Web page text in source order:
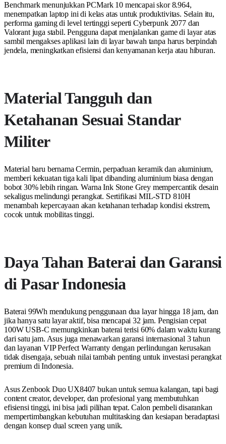
Benchmark menunjukkan PCMark 10 mencapai skor 8.964,
menempatkan laptop ini di kelas atas untuk produktivitas. Selain itu,
performa gaming di level tertinggi seperti Cyberpunk 2077 dan
Valorant juga stabil. Pengguna dapat menjalankan game di layar atas
sambil mengakses aplikasi lain di layar bawah tanpa harus berpindah
jendela, meningkatkan efisiensi dan kenyamanan kerja atau hiburan.
Material Tangguh dan
Ketahanan Sesuai Standar
Militer
Material baru bernama Cermin, perpaduan keramik dan aluminium,
memberi kekuatan tiga kali lipat dibanding aluminium biasa dengan
bobot 30% lebih ringan. Warna Ink Stone Grey mempercantik desain
sekaligus melindungi perangkat. Sertifikasi MIL-STD 810H
menambah kepercayaan akan ketahanan terhadap kondisi ekstrem,
cocok untuk mobilitas tinggi.
Daya Tahan Baterai dan Garansi
di Pasar Indonesia
Baterai 99Wh mendukung penggunaan dua layar hingga 18 jam, dan
jika hanya satu layar aktif, bisa mencapai 32 jam. Pengisian cepat
100W USB-C memungkinkan baterai terisi 60% dalam waktu kurang
dari satu jam. Asus juga menawarkan garansi internasional 3 tahun
dan layanan VIP Perfect Warranty dengan perlindungan kerusakan
tidak disengaja, sebuah nilai tambah penting untuk investasi perangkat
premium di Indonesia.
Asus Zenbook Duo UX8407 bukan untuk semua kalangan, tapi bagi
content creator, developer, dan profesional yang membutuhkan
efisiensi tinggi, ini bisa jadi pilihan tepat. Calon pembeli disarankan
mempertimbangkan kebutuhan multitasking dan kesiapan beradaptasi
dengan konsep dual screen yang unik.